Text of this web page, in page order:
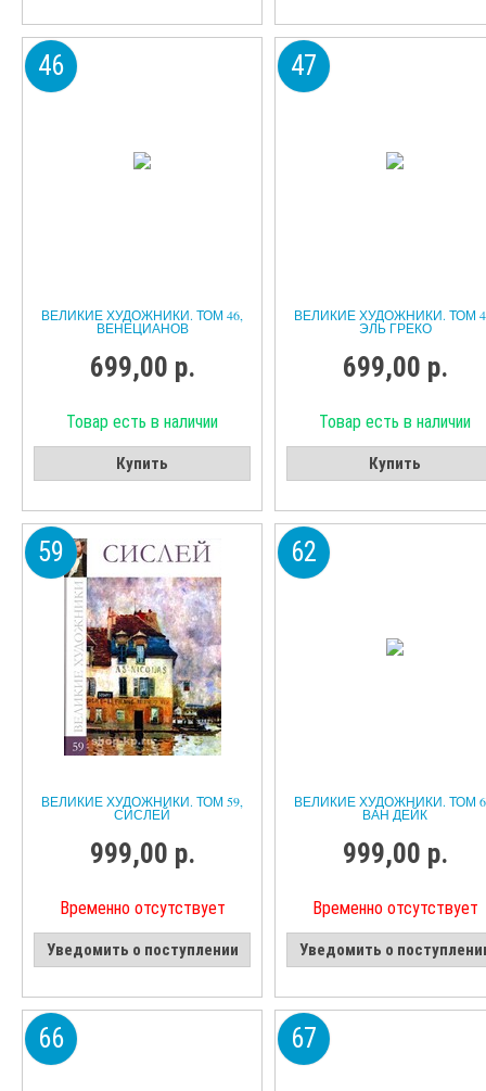
46
ВЕЛИКИЕ ХУДОЖНИКИ. ТОМ 46,
ВЕНЕЦИАНОВ
699,00 р.
Товар есть в наличии
Купить
47
ВЕЛИКИЕ ХУДОЖНИКИ. ТОМ
ЭЛЬ ГРЕКО
699,00 р.
Товар есть в наличии
Купить
59
ВЕЛИКИЕ ХУДОЖНИКИ. ТОМ 59,
СИСЛЕЙ
999,00 р.
Временно отсутствует
Уведомить о поступлении
62
ВЕЛИКИЕ ХУДОЖНИКИ. ТОМ
ВАН ДЕЙК
999,00 р.
Временно отсутствует
Уведомить о
66 67